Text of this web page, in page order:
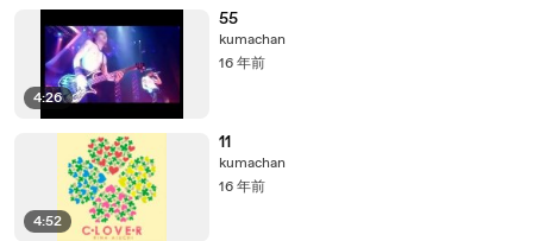
4:26
55
kumachan
16 年前
4:52
11
kumachan
16 年前